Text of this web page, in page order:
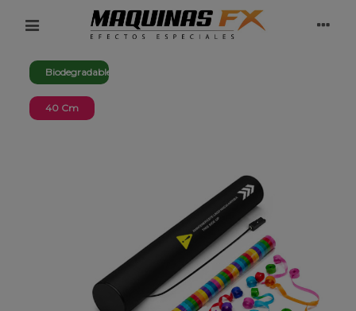
Biodegradable
40 Cm